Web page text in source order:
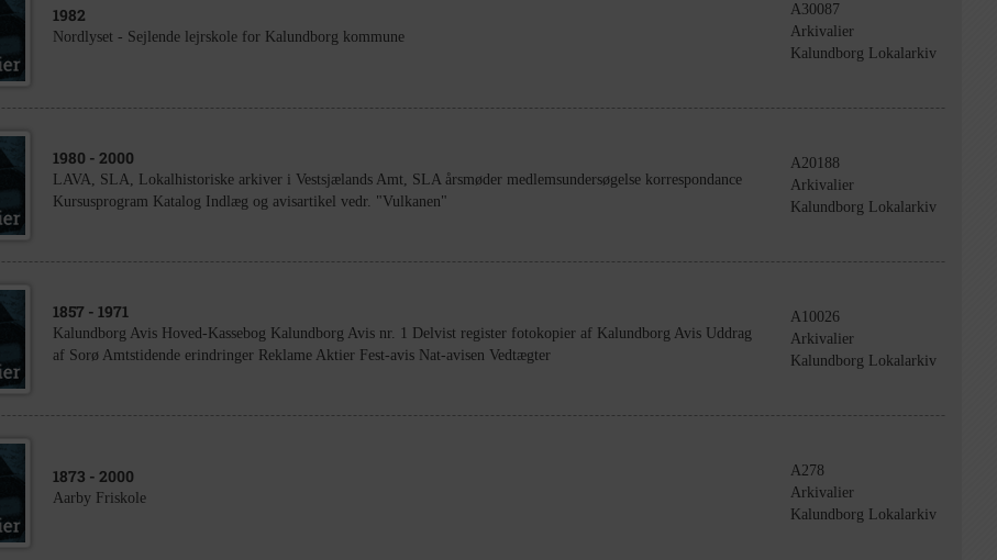
1982
Nordlyset - Sejlende lejrskole for Kalundborg kommune
A30087
Arkivalier
Kalundborg Lokalarkiv
1980 - 2000
LAVA, SLA, Lokalhistoriske arkiver i Vestsjælands Amt, SLA årsmøder medlemsundersøgelse korrespondance
Kursusprogram Katalog Indlæg og avisartikel vedr. "Vulkanen"
A20188
Arkivalier
Kalundborg Lokalarkiv
1857 - 1971
Kalundborg Avis Hoved-Kassebog Kalundborg Avis nr. 1 Delvist register fotokopier af Kalundborg Avis Uddrag
af Sorø Amtstidende erindringer Reklame Aktier Fest-avis Nat-avisen Vedtægter
A10026
Arkivalier
Kalundborg Lokalarkiv
1873 - 2000
Aarby Friskole
A278
Arkivalier
Kalundborg Lokalarkiv